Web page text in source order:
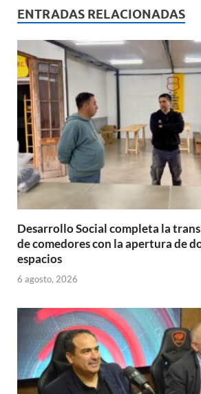
s
A
p
p
b
o
o
p
ar
ti
r
ENTRADAS RELACIONADAS
Desarrollo Social completa la
de comedores con la apertura de
espacios
6 agosto, 2026